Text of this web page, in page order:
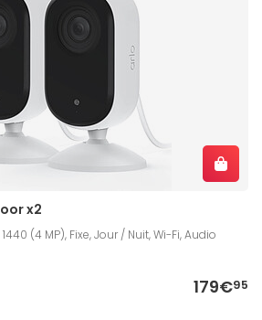
x2
(4 MP), Fixe, Jour / Nuit, Wi-Fi, Audio
179€95